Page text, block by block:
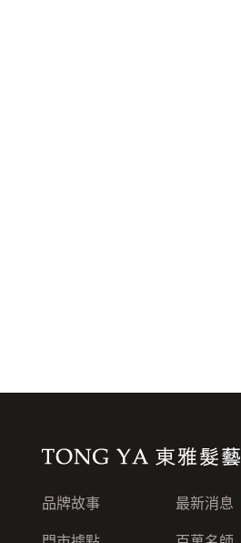
品牌故事
最新消息